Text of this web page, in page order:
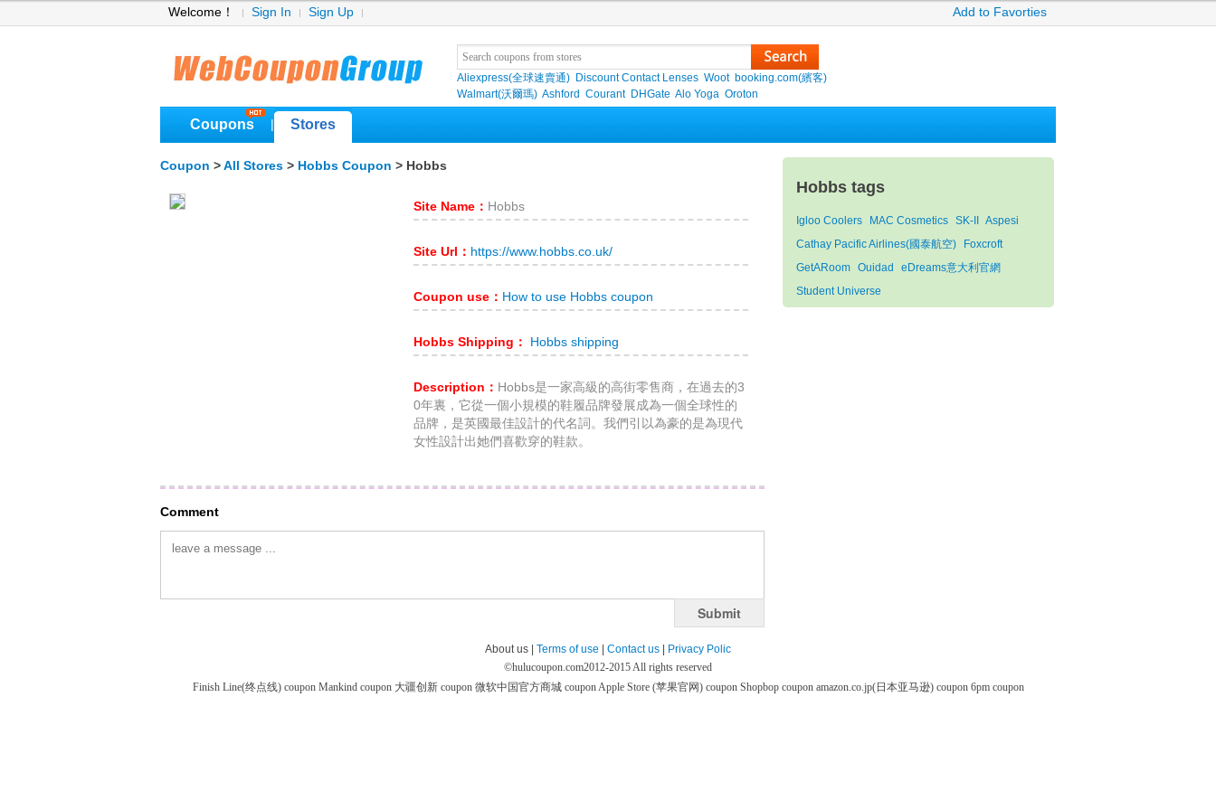
Welcome！ Sign In Sign Up Add to Favorties
Aliexpress(全球速賣通) Discount Contact Lenses Woot booking.com(繽客)
Walmart(沃爾瑪) Ashford Courant DHGate Alo Yoga Oroton
Coupons Stores
Coupon > All Stores > Hobbs Coupon > Hobbs
Site Name： Hobbs
Site Url： https://www.hobbs.co.uk/
Coupon use： How to use Hobbs coupon
Hobbs Shipping： Hobbs shipping
Description： Hobbs是一家高級的高街零售商，在過去的3
0年裏，它從一個小規模的鞋履品牌發展成為一個全球性的
品牌，是英國最佳設計的代名詞。我們引以為豪的是為現代
女性設計出她們喜歡穿的鞋款。
Comment
Submit
Hobbs tags
Igloo Coolers MAC Cosmetics SK-II
Aspesi
Cathay Pacific Airlines(國泰航空)
Foxcroft
GetARoom Ouidad
eDreams意大利官網
Student Universe
About us | Terms of use Contact us
Privacy Polic
©hulucoupon.com2012-2015 All rights reserved
Finish Line(终点线) coupon Mankind coupon 大疆创新 coupon 微软中国官方商城 couponApple Store (苹果官网) coupon Shopbop coupon amazon.co.jp(日本亚马逊) coupon 6pm coupon